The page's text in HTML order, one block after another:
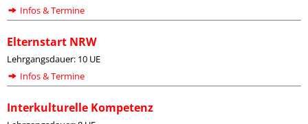
Infos & Termine
Elternstart NRW
Lehrgangsdauer: 10 UE
Infos & Termine
Interkulturelle Kompetenz